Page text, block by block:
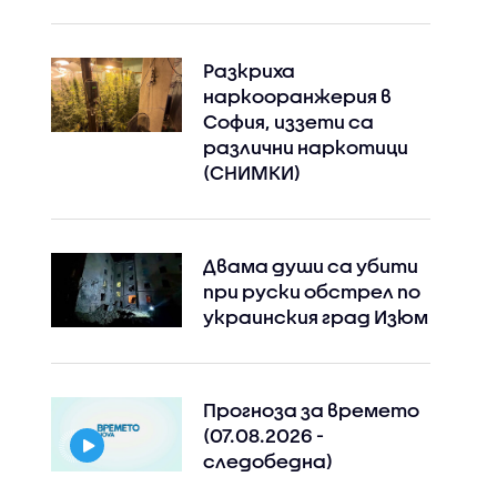
Разкриха
наркооранжерия в
София, иззети са
различни наркотици
(СНИМКИ)
Двама души са убити
при руски обстрeл по
украинския град Изюм
Прогноза за времето
(07.08.2026 -
следобедна)